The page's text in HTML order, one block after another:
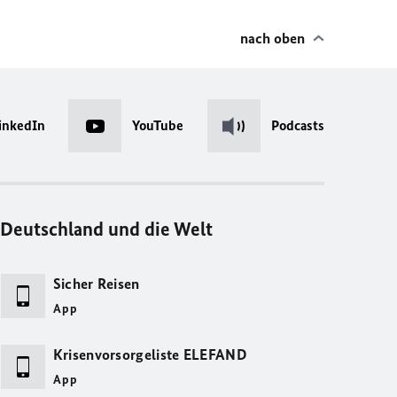
nach oben
YouTube Podcasts
Deutschland und die Welt
Sicher Reisen
App
Krisenvorsorgeliste ELEFAND
App